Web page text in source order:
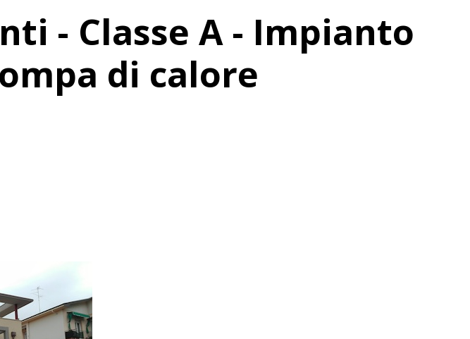
- Classe A - Impianto
di calore